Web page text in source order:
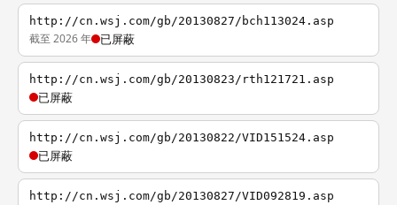
http://cn.wsj.com/gb/20130827/bch113024.asp
截至 2026 年 已屏蔽
http://cn.wsj.com/gb/20130823/rth121721.asp
已屏蔽
http://cn.wsj.com/gb/20130822/VID151524.asp
已屏蔽
http://cn.wsj.com/gb/20130827/VID092819.asp